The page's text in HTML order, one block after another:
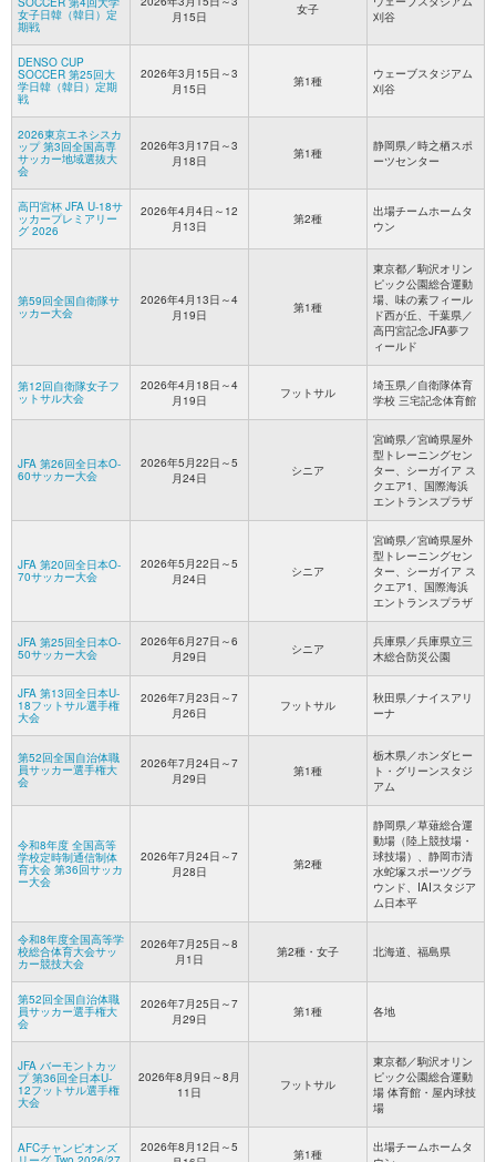
女子日韓（韓日）定
期戦
月15日
女子
刈谷
DENSO CUP
SOCCER 第25回大
学日韓（韓日）定期
戦
2026年3月15日～3
月15日
第1種
ウェーブスタジアム
刈谷
2026東京エネシスカ
ップ 第3回全国高専
サッカー地域選抜大
会
2026年3月17日～3
月18日
第1種
静岡県／時之栖スポ
ーツセンター
高円宮杯 JFA U-18サ
ッカープレミアリー
グ 2026
2026年4月4日～12
月13日
第2種
出場チームホームタ
ウン
第59回全国自衛隊サ
ッカー大会
2026年4月13日～4
月19日
第1種
東京都／駒沢オリン
ピック公園総合運動
場、味の素フィール
ド西が丘、千葉県／
高円宮記念JFA夢フ
ィールド
第12回自衛隊女子フ
ットサル大会
2026年4月18日～4
月19日
フットサル
埼玉県／自衛隊体育
学校 三宅記念体育館
JFA 第26回全日本O-
60サッカー大会
2026年5月22日～5
月24日
シニア
宮崎県／宮崎県屋外
型トレーニングセン
ター、シーガイア ス
クエア1、国際海浜
エントランスプラザ
JFA 第20回全日本O-
70サッカー大会
2026年5月22日～5
月24日
シニア
宮崎県／宮崎県屋外
型トレーニングセン
ター、シーガイア ス
クエア1、国際海浜
エントランスプラザ
JFA 第25回全日本O-
50サッカー大会
2026年6月27日～6
月29日
シニア
兵庫県／兵庫県立三
木総合防災公園
JFA 第13回全日本U-
18フットサル選手権
大会
2026年7月23日～7
月26日
フットサル
秋田県／ナイスアリ
ーナ
第52回全国自治体職
員サッカー選手権大
会
2026年7月24日～7
月29日
第1種
栃木県／ホンダヒー
ト・グリーンスタジ
アム
令和8年度 全国高等
学校定時制通信制体
育大会 第36回サッカ
ー大会
2026年7月24日～7
月28日
第2種
静岡県／草薙総合運
動場（陸上競技場・
球技場）、静岡市清
水蛇塚スポーツグラ
ウンド、IAIスタジア
ム日本平
令和8年度全国高等学
校総合体育大会サッ
カー競技大会
2026年7月25日～8
月1日
第2種・女子 北海道、福島県
第52回全国自治体職
員サッカー選手権大
会
2026年7月25日～7
月29日
第1種 各地
JFA バーモントカッ
プ 第36回全日本U-
12フットサル選手権
大会
2026年8月9日～8月
11日
フットサル
東京都／駒沢オリン
ピック公園総合運動
場 体育館・屋内球技
場
AFCチャンピオンズ
2026年8月12日～5
第1種
出場チームホームタ